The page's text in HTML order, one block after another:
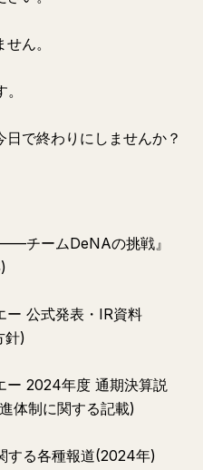
ん。
で終わりにしませんか？
チームDeNAの挑戦』
ー 公式発表・IR資料
針)
ー 2024年度 通期決算説
体制に関する記載)
する各種報道(2024年)